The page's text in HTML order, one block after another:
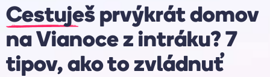
Cestuješ prvýkrát domov
na Vianoce z intráku? 7
tipov, ako to zvládnuť